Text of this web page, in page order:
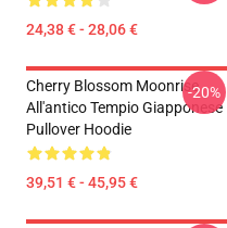
24,38 € - 28,06 €
Cherry Blossom Moonrise
All'antico Tempio Giapponese
Pullover Hoodie
39,51 € - 45,95 €
-20%